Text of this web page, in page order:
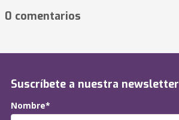
0 comentarios
Suscríbete a nuestra newsletter
Nombre*